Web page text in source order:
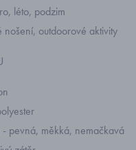
léto, podzim
outdoorové aktivity
pevná, měkká, nemačkavá